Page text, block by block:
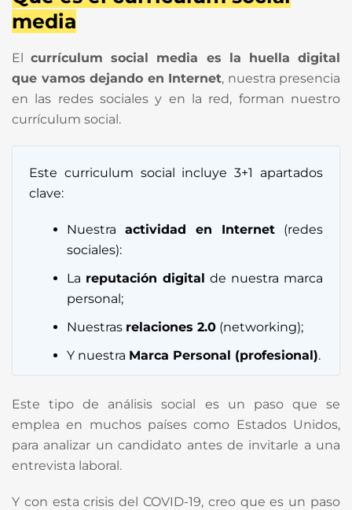
media
Elcurrículum social media es la huella digital
que vamos dejando en Internet, nuestra presencia
en las redes sociales y en la red, forman nuestro
currículum social.
Este curriculum social incluye 3+1 apartados
clave:
Nuestra actividad en Internet (redes
sociales):
La reputación digital de nuestra marca
personal;
Nuestras relaciones 2.0 (networking);
Y nuestra Marca Personal (profesional).
Este tipo de análisis social es un paso que se
emplea en muchos países como Estados Unidos,
para analizar un candidato antes de invitarle a una
entrevista laboral.
Y con esta crisis del COVID-19, creo que es un paso